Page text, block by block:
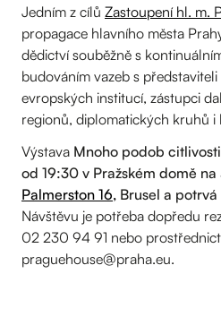
Jedním z cílů Zastoupení hl. m.
propagace hlavního města
dědictví souběžně s
budováním vazeb s
evropských institucí, zástupci
regionů, diplomatických kruhů i
Výstava Mnoho podob citlivosti
od 19:30 v Pražském domě na
Palmerston 16, Brusel a
Návštěvu je potřeba dopředu
02 230 94 91 nebo
praguehouse@praha.eu.